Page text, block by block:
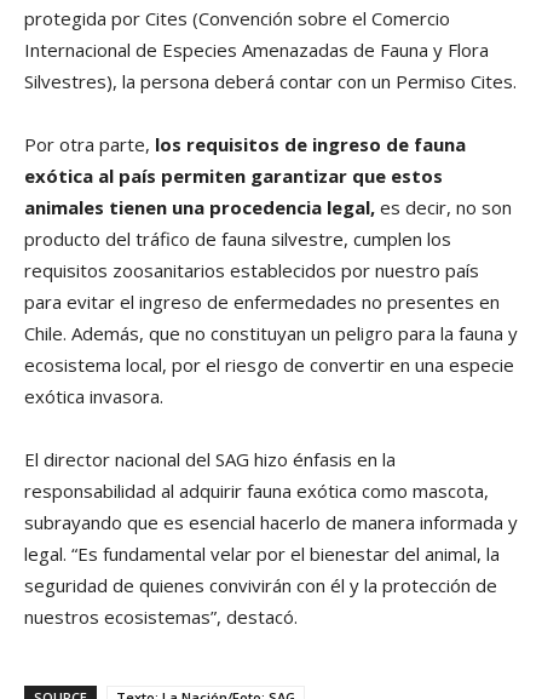
protegida por Cites (Convención sobre el Comercio
Internacional de Especies Amenazadas de Fauna y Flora
Silvestres), la persona deberá contar con un Permiso Cites.
Por otra parte, los requisitos de ingreso de fauna
exótica al país permiten garantizar que estos
animales tienen una procedencia legal, es decir, no son
producto del tráfico de fauna silvestre, cumplen los
requisitos zoosanitarios establecidos por nuestro país
para evitar el ingreso de enfermedades no presentes en
Chile. Además, que no constituyan un peligro para la fauna y
ecosistema local, por el riesgo de convertir en una especie
exótica invasora.
El director nacional del SAG hizo énfasis en la
responsabilidad al adquirir fauna exótica como mascota,
subrayando que es esencial hacerlo de manera informada y
legal. “Es fundamental velar por el bienestar del animal, la
seguridad de quienes convivirán con él y la protección de
nuestros ecosistemas”, destacó.